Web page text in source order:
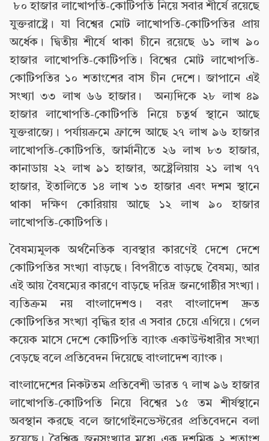
৮০ হাজার লাখোপতি-কোটিপতি নিয়ে সবার শীর্ষে রয়েছে
যুক্তরাষ্ট্রে। যা বিশ্বের মোট লাখোপতি-কোটিপতির প্রায়
অর্ধেক। দ্বিতীয় শীর্ষে থাকা চীনে রয়েছে ৬১ লাখ ৯০
হাজার লাখোপতি-কোটিপতি। বিশ্বের মোট লাখোপতি-
কোটিপতির ১০ শতাংশের বাস চীন দেশে। জাপানে এই
সংখ্যা ৩৩ লাখ ৬৬ হাজার। অন্যদিকে ২৮ লাখ ৪৯
হাজার লাখোপতি-কোটিপতি নিয়ে চতুর্থ স্থানে আছে
যুক্তরাজ্যে। পর্যায়ক্রমে ফ্রান্সে আছে ২৭ লাখ ৯৬ হাজার
লাখোপতি-কোটিপতি, জার্মানীতে ২৬ লাখ ৮৩ হাজার,
কানাডায় ২২ লাখ ৯১ হাজার, অষ্ট্রেলিয়ায় ২১ লাখ ৭৭
হাজার, ইতালিতে ১৪ লাখ ১৩ হাজার এবং দশম স্থানে
থাকা দক্ষিণ কোরিয়ায় আছে ১২ লাখ ৯০ হাজার
লাখোপতি-কোটিপতি।
বৈষম্যমূলক অর্থনৈতিক ব্যবস্থার কারণেই দেশে দেশে
কোটিপতির সংখ্যা বাড়ছে। বিপরীতে বাড়ছে বৈষম্য, আর
এই আয় বৈষম্যের কারণে বাড়ছে দরিদ্র জনগোষ্ঠীর সংখ্যা।
ব্যতিক্রম নয় বাংলাদেশও। বরং বাংলাদেশ দ্রুত
কোটিপতির সংখ্যা বৃদ্ধির হার এ সবার চেয়ে এগিয়ে। গেল
কয়েক মাসে দেশে কোটিপতি ব্যাংক একাউন্টধারীর সংখ্যা
বেড়ছে বলে প্রতিবেদন দিয়েছে বাংলাদেশ ব্যাংক।
বাংলাদেশের নিকটতম প্রতিবেশী ভারত ৭ লাখ ৯৬ হাজার
লাখোপতি-কোটিপতি নিয়ে বিশ্বের ১৫ তম শীর্ষস্থানে
অবস্থান করছে বলে জাগোইনভেস্টরের প্রতিবেদনে বলা